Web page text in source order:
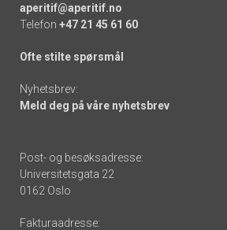
aperitif@aperitif.no
Telefon +47 21 45 61 60
Ofte stilte spørsmål
Nyhetsbrev:
Meld deg på våre nyhetsbrev
Post- og besøksadresse:
Universitetsgata 22
0162 Oslo
Fakturaadresse: